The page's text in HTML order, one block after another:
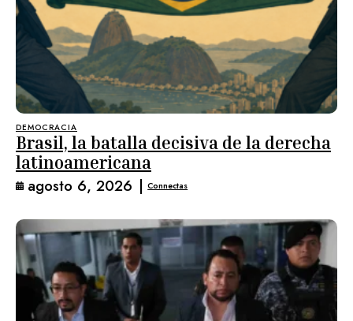
DEMOCRACIA
Brasil, la batalla decisiva de la derecha
latinoamericana
agosto 6, 2026 | Connectas